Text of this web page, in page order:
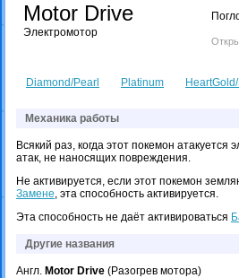
Motor Drive
Электромотор
Diamond/Pearl Platinum
Механика работы
Всякий раз, когда этот покемон
атак, не наносящих повреждения.
Не активируется, если этот покемон
Замене, эта способность активируется.
Эта способность не даёт активироваться
Другие названия
Англ. Motor Drive (Разогрев мотора)